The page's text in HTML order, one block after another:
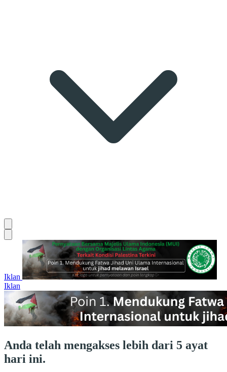
Iklan
Iklan
Anda telah mengakses lebih dari 5 ayat
hari ini.